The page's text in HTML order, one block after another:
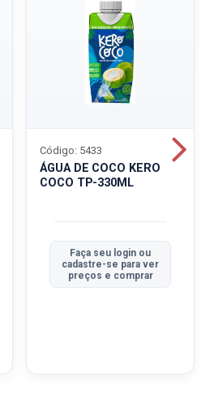
ÁGUA DE COCO KERO
COCO TP-330ML
Código: 5433
Faça seu login ou
cadastre-se para ver
preços e comprar